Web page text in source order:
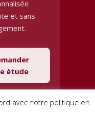
et sans
étude
avec notre politique en